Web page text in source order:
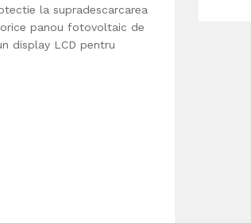
la supradescarcarea
panou fotovoltaic de
display LCD pentru